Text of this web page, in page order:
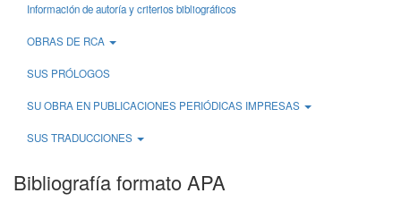
Información de autoría y criterios bibliográficos
OBRAS DE RCA
SUS PRÓLOGOS
SU OBRA EN PUBLICACIONES PERIÓDICAS IMPRESAS
SUS TRADUCCIONES
Bibliografía formato APA